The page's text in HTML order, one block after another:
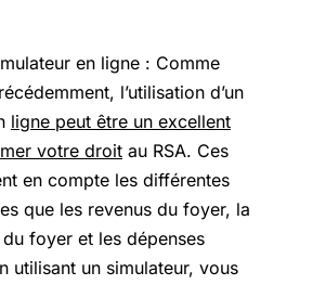
en ligne : Comme
l’utilisation d’un
ligne peut être un excellent
votre droit au RSA. Ces
en compte les différentes
que les revenus du foyer, la
foyer et les dépenses
utilisant un simulateur, vous